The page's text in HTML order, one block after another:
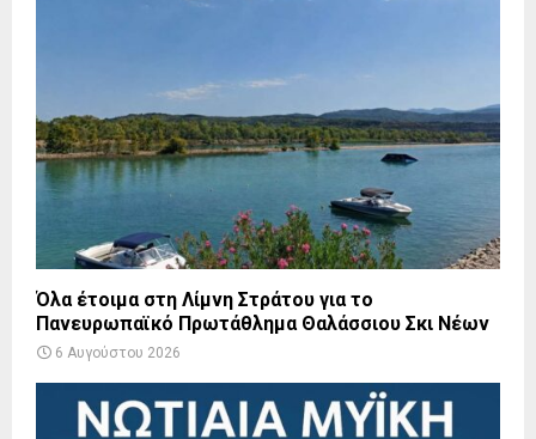
Όλα έτοιμα στη Λίμνη Στράτου για το
Πανευρωπαϊκό Πρωτάθλημα Θαλάσσιου Σκι Νέων
6 Αυγούστου 2026